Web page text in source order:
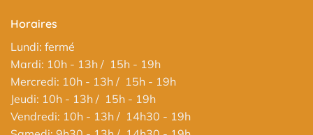
Horaires
Lundi: fermé
Mardi: 10h - 13h / 15h - 19h
Mercredi: 10h - 13h / 15h - 19h
Jeudi: 10h - 13h / 15h - 19h
Vendredi: 10h - 13h / 14h30 - 19h